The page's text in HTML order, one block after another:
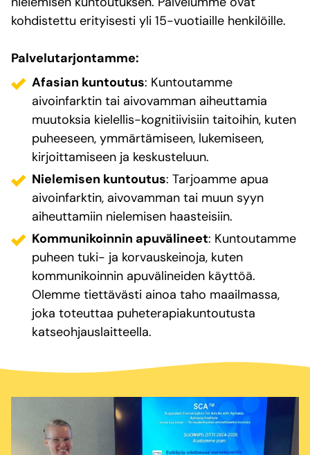
kohdistettu erityisesti yli 15-vuotiaille henkilöille.
Palvelutarjontamme:
Afasian kuntoutus: Kuntoutamme
aivoinfarktin tai aivovamman aiheuttamia
muutoksia kielellis-kognitiivisiin taitoihin, kuten
puheeseen, ymmärtämiseen, lukemiseen,
kirjoittamiseen ja keskusteluun.
Nielemisen kuntoutus: Tarjoamme apua
aivoinfarktin, aivovamman tai muun syyn
aiheuttamiin nielemisen haasteisiin.
Kommunikoinnin apuvälineet: Kuntoutamme
puheen tuki- ja korvauskeinoja, kuten
kommunikoinnin apuvälineiden käyttöä.
Olemme tiettävästi ainoa taho maailmassa,
joka toteuttaa puheterapiakuntoutusta
katseohjauslaitteella.